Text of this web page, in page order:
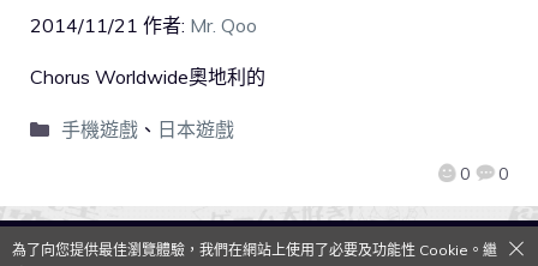
2014/11/21 作者: Mr. Qoo
0 0
Chorus Worldwide奧地利的
手機遊戲、 日本遊戲
QooApp Limited © 2026
為了向您提供最佳瀏覽體驗，我們在網站上使用了必要及功能性 Cookie。繼